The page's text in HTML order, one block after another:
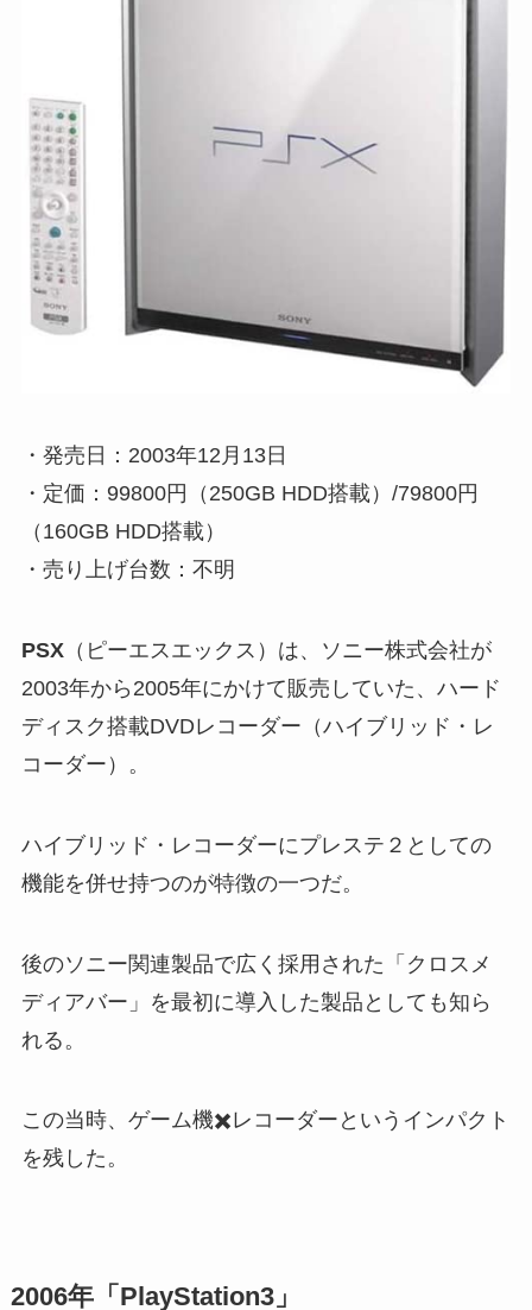
・発売日：2003年12月13日
・定価：99800円（250GB HDD搭載）/79800円
（160GB HDD搭載）
・売り上げ台数：不明
PSX（ピーエスエックス）は、ソニー株式会社が
2003年から2005年にかけて販売していた、ハード
ディスク搭載DVDレコーダー（ハイブリッド・レ
コーダー）。
ハイブリッド・レコーダーにプレステ２としての
機能を併せ持つのが特徴の一つだ。
後のソニー関連製品で広く採用された「クロスメ
ディアバー」を最初に導入した製品としても知ら
れる。
この当時、ゲーム機✖️レコーダーというインパクト
を残した。
2006年「PlayStation3」